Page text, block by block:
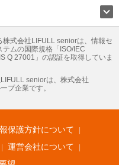
創生 ママの就労支援
老後の暮らし情報
動産投資 アドバイザー
場 不動産会社
まちむすび
LIFULL HOME'S PRESS
転職
式会社LIFULL seniorは、情報セ
ムの国際規格「ISO/IEC
Q 27001」の認証を取得していま
seniorは、株式会社
プ企業です。
保護方針について
運営会社について